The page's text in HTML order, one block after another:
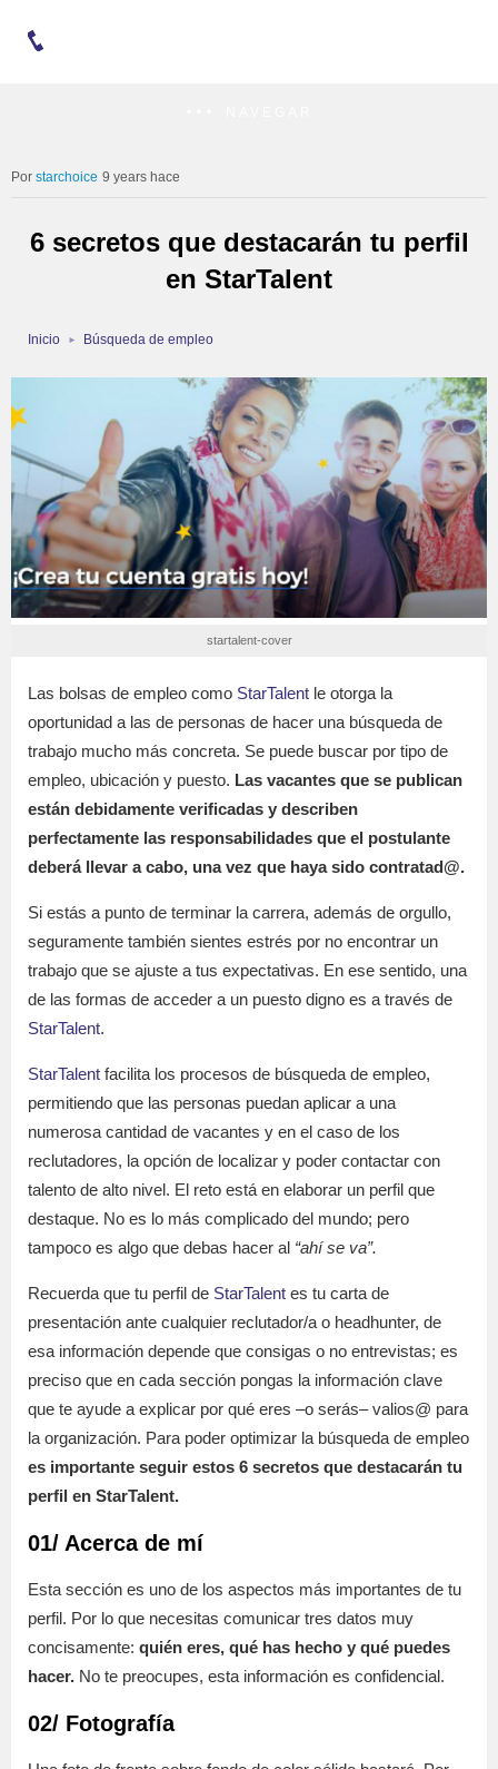
starchoice 9 years hace
6 secretos que destacarán tu perfil
en StarTalent
Inicio Búsqueda de empleo
startalent-cover
Las bolsas de empleo como StarTalent le otorga la
oportunidad a las de personas de hacer una búsqueda de
trabajo mucho más concreta. Se puede buscar por tipo de
empleo, ubicación y puesto. Las vacantes que se publican
están debidamente verificadas y describen
perfectamente las responsabilidades que el postulante
deberá llevar a cabo, una vez que haya sido contratad@.
Si estás a punto de terminar la carrera, además de orgullo,
seguramente también sientes estrés por no encontrar un
trabajo que se ajuste a tus expectativas. En ese sentido, una
de las formas de acceder a un puesto digno es a través de
StarTalent.
StarTalent facilita los procesos de búsqueda de empleo,
permitiendo que las personas puedan aplicar a una
numerosa cantidad de vacantes y en el caso de los
reclutadores, la opción de localizar y poder contactar con
talento de alto nivel. El reto está en elaborar un perfil que
destaque. No es lo más complicado del mundo; pero
tampoco es algo que debas hacer al “ahí se va”.
Recuerda que tu perfil de StarTalent es tu carta de
presentación ante cualquier reclutador/a o headhunter, de
esa información depende que consigas o no entrevistas; es
preciso que en cada sección pongas la información clave
que te ayude a explicar por qué eres –o serás– valios@ para
la organización. Para poder optimizar la búsqueda de empleo
es importante seguir estos 6 secretos que destacarán tu
perfil en StarTalent.
01/ Acerca de mí
Esta sección es uno de los aspectos más importantes de tu
perfil. Por lo que necesitas comunicar tres datos muy
concisamente: quién eres, qué has hecho y qué puedes
hacer. No te preocupes, esta información es confidencial.
02/ Fotografía